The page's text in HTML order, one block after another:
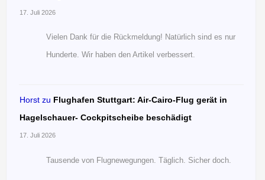
17. Juli 2026
Vielen Dank für die Rückmeldung! Natürlich sind es nur
Hunderte. Wir haben den Artikel verbessert.
Horst zu Flughafen Stuttgart: Air-Cairo-Flug gerät in
Hagelschauer- Cockpitscheibe beschädigt
17. Juli 2026
Tausende von Flugnewegungen. Täglich. Sicher doch.